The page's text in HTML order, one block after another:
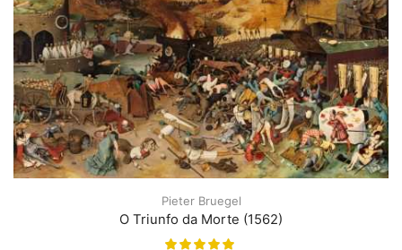
Pieter Bruegel
O Triunfo da Morte (1562)